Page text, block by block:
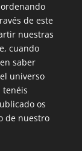
de este
nuestras
cuando
saber
universo
tenéis
os
de nuestro